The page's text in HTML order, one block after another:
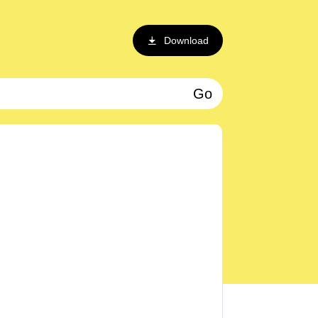
Download
Go